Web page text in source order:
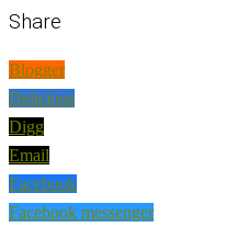
Share
Blogger
Delicious
Digg
Email
Facebook
Facebook messenger